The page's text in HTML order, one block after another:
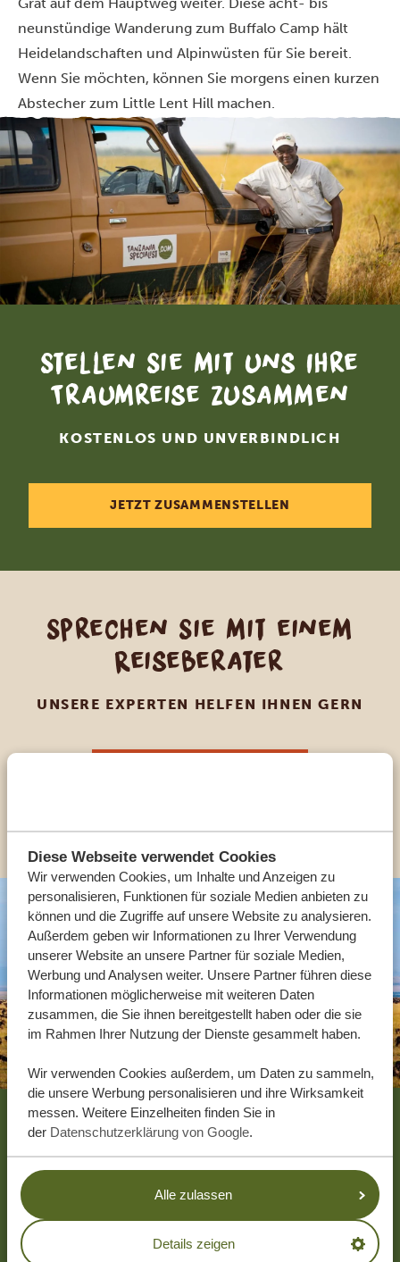
Diese Webseite verwendet Cookies
Wir verwenden Cookies, um Inhalte und Anzeigen zu
personalisieren, Funktionen für soziale Medien anbieten zu
können und die Zugriffe auf unsere Website zu analysieren.
Außerdem geben wir Informationen zu Ihrer Verwendung
unserer Website an unsere Partner für soziale Medien,
Werbung und Analysen weiter. Unsere Partner führen diese
Informationen möglicherweise mit weiteren Daten
zusammen, die Sie ihnen bereitgestellt haben oder die sie
im Rahmen Ihrer Nutzung der Dienste gesammelt haben.
Wir verwenden Cookies außerdem, um Daten zu sammeln,
die unsere Werbung personalisieren und ihre Wirksamkeit
messen. Weitere Einzelheiten finden Sie in
der Datenschutzerklärung von Google.
Alle zulassen
Details zeigen
neunstündige Wanderung zum Buffalo Camp hält
Heidelandschaften und Alpinwüsten für Sie bereit.
Wenn Sie möchten, können Sie morgens einen kurzen
Abstecher zum Little Lent Hill machen.
Stellen Sie mit uns Ihre
Traumreise zusammen
KOSTENLOS UND UNVERBINDLICH
JETZT ZUSAMMENSTELLEN
Sprechen Sie mit einem
Reiseberater
UNSERE EXPERTEN HELFEN IHNEN GERN
Footer
UNSERE GÄSTE EMPFEHLEN TANZANIA
SPECIALIST
4833+ Reviews